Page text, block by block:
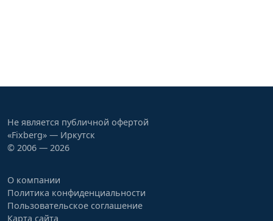
Не является публичной офертой
«Fixberg» — Иркутск
© 2006 — 2026
О компании
Политика конфиденциальности
Пользовательское соглашение
Карта сайта